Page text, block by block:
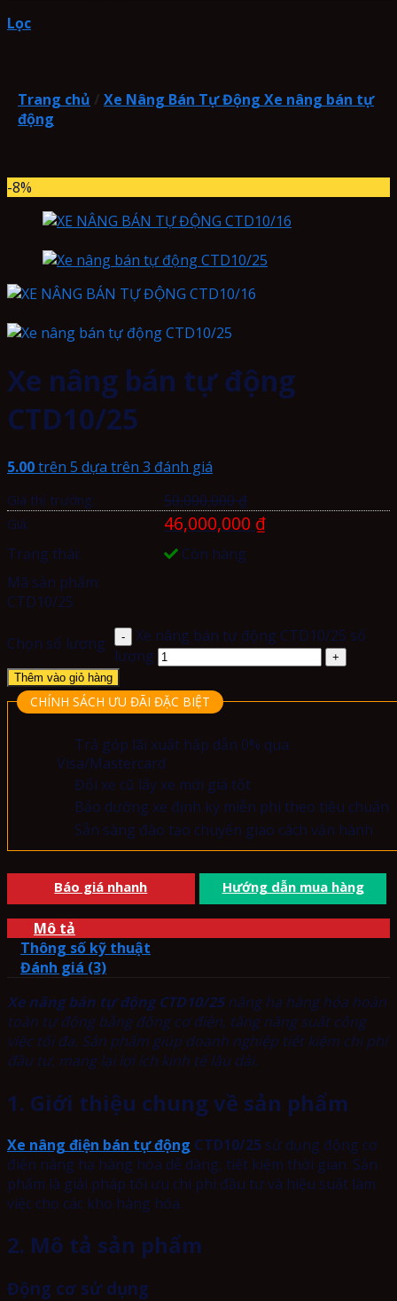
Lọc
Trang chủ / Xe Nâng Bán Tự Động Xe nâng bán tự
động
-8%
Xe nâng bán tự động
CTD10/25
5.00trên 5 dựa trên 3 đánh giá
Giá thị trường: 50,000,000₫
Giá: 46,000,000 ₫
Trạng thái:
Còn hàng
Mã sản phẩm:
CTD10/25
Chọn số lượng
Xe nâng bán tự động CTD10/25 số
lượng
Thêm vào giỏ hàng
CHÍNH SÁCH ƯU ĐÃI ĐẶC BIỆT
Trả góp lãi xuất hấp dẫn 0% qua
Visa/Mastercard
Đổi xe cũ lấy xe mới giá tốt
Bảo dưỡng xe định kỳ miễn phí theo tiêu chuẩn
Sẵn sàng đào tạo chuyển giao cách vận hành
Báo giá nhanh Hướng dẫn mua hàng
Mô tả
Thông số kỹ thuật
Đánh giá (3)
Xe nâng bán tự động CTD10/25nâng hạ hàng hóa hoàn
toàn tự động bằng động cơ điện, tăng năng suất công
việc tối đa. Sản phẩm giúp doanh nghiệp tiết kiệm chi phí
đầu tư, mang lại lợi ích kinh tế lâu dài.
1. Giới thiệu chung về sản phẩm
Xe nâng điện bán tự động CTD10/25 sử dụng động cơ
điện nâng hạ hàng hóa dễ dàng, tiết kiệm thời gian. Sản
phẩm là giải pháp tối ưu chi phí đầu tư và hiệu suất làm
việc cho các kho hàng hóa.
2. Mô tả sản phẩm
Động cơ sử dụng